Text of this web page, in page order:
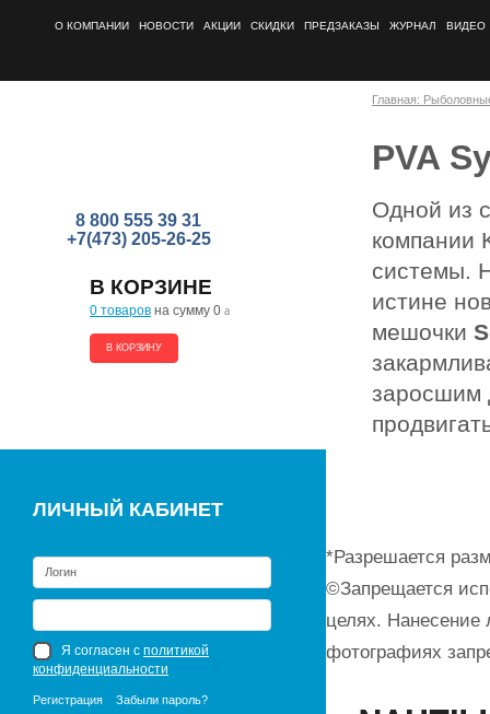
О КОМПАНИИ НОВОСТИ АКЦИИ СКИДКИ ПРЕДЗАКАЗЫ ЖУРНАЛ ВИДЕО
8 800 555 39 31
+7(473) 205-26-25
В КОРЗИНЕ
0 товаров на сумму 0 a
В КОРЗИНУ
ЛИЧНЫЙ КАБИНЕТ
Я согласен с политикой
конфиденциальности
Регистрация Забыли пароль?
Главная:
PVA
Одной из
компании
системы.
истине
мешочки
заросшим
*Разрешается
©Запрещается
целях. Нанесение
фотографиях